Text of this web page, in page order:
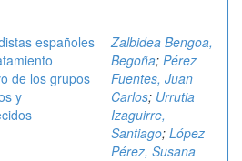
españoles
de los grupos
y
Zalbidea Bengoa,
Begoña; Pérez
Fuentes, Juan
Carlos; Urrutia
Izaguirre,
Santiago; López
Pérez, Susana